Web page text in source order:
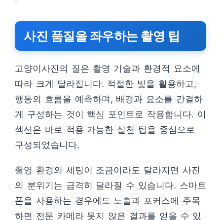
사진 품질을 좌우하는 촬영 팁
고양이사진의 질은 촬영 기술과 환경적 요소에
따라 크게 달라집니다. 적절한 빛을 활용하고,
행동의 흐름을 예측하며, 배경과 요소를 간결하
게 구성하는 것이 핵심 포인트로 작용합니다. 이
섹션은 바로 적용 가능한 실천 팁을 중심으로
구성되었습니다.
촬영 환경의 세팅이 조금이라도 달라지면 사진
의 분위기는 급격히 달라질 수 있습니다. 스마트
폰을 사용하는 경우에도 노출과 포커스에 주목
하면 전문 카메라 못지 않은 결과를 얻을 수 있